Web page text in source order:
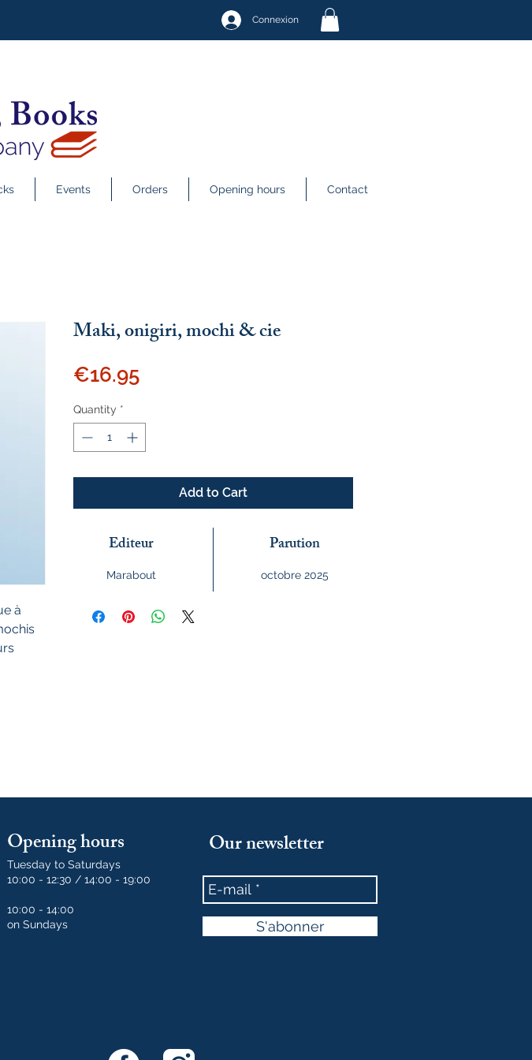
Connexion
Events Orders Opening hours Contact
à
Maki, onigiri, mochi & cie
€16.95Price
Quantity *
Add to Cart
Editeur
Marabout
Parution
octobre 2025
Opening hours
Tuesday to Saturdays
10:00 - 12:30 / 14:00 - 19:00
10:00 - 14:00
on Sundays
Our newsletter
S'abonner